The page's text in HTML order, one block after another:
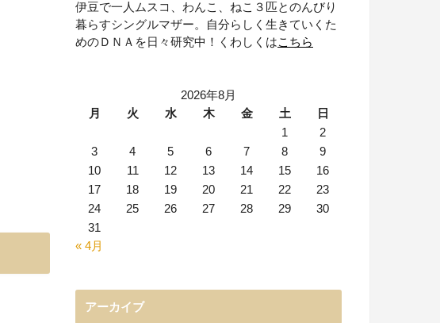
伊豆で一人ムスコ、わんこ、ねこ３匹とのんびり
暮らすシングルマザー。自分らしく生きていくた
めのＤＮＡを日々研究中！くわしくはこちら
2026年8月
月
火 水 木 金 土
日
1
2
3
4 5 6 7 8
9
10
11 12 13 14 15
16
17
18 19 20 21 22
23
24
25 26 27 28 29
30
31
« 4月
アーカイブ